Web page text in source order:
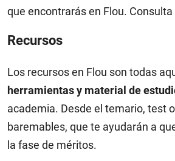
que encontrarás en Flou.
Recursos
Los recursos en Flou son todas
herramientas y material de
academia. Desde el temario, test
baremables, que te ayudarán a
la fase de méritos.